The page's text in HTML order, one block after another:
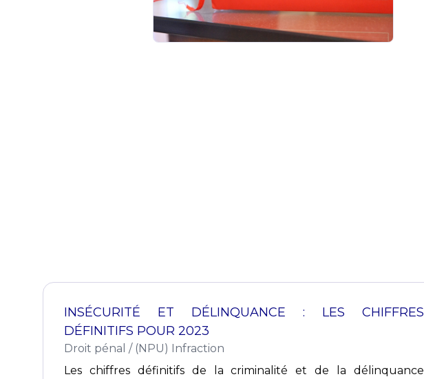
INSÉCURITÉ ET DÉLINQUANCE : LES CHIFFRES
DÉFINITIFS POUR 2023
Droit pénal / (NPU) Infraction
Les chiffres définitifs de la criminalité et de la délinquance